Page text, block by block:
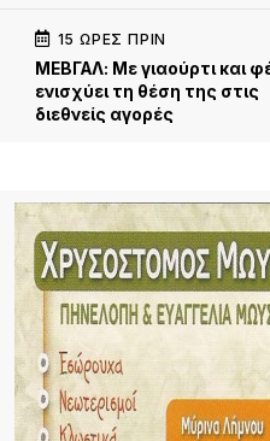
15 ΏΡΕΣ ΠΡΙΝ
ΜΕΒΓΑΛ: Με γιαούρτι και
ενισχύει τη θέση της στις
διεθνείς αγορές